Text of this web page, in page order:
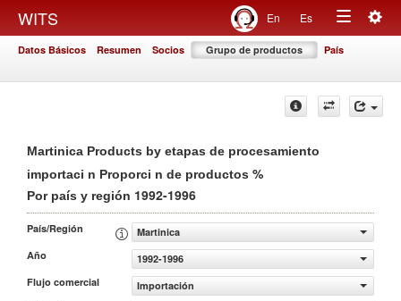
WITS En Es
Toggle
Datos Básicos Resumen Socios Grupo de productos País
Martinica Products by etapas de procesamiento
importaci n Proporci n de productos %
Por país y región 1992-1996
País/Región
Martinica
Año
1992-1996
Flujo comercial
Importación